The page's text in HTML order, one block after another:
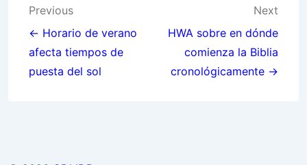
Post
navigation
Previous
← Horario de verano
afecta tiempos de
puesta del sol
Next
HWA sobre en dónde
comienza la Biblia
cronológicamente →